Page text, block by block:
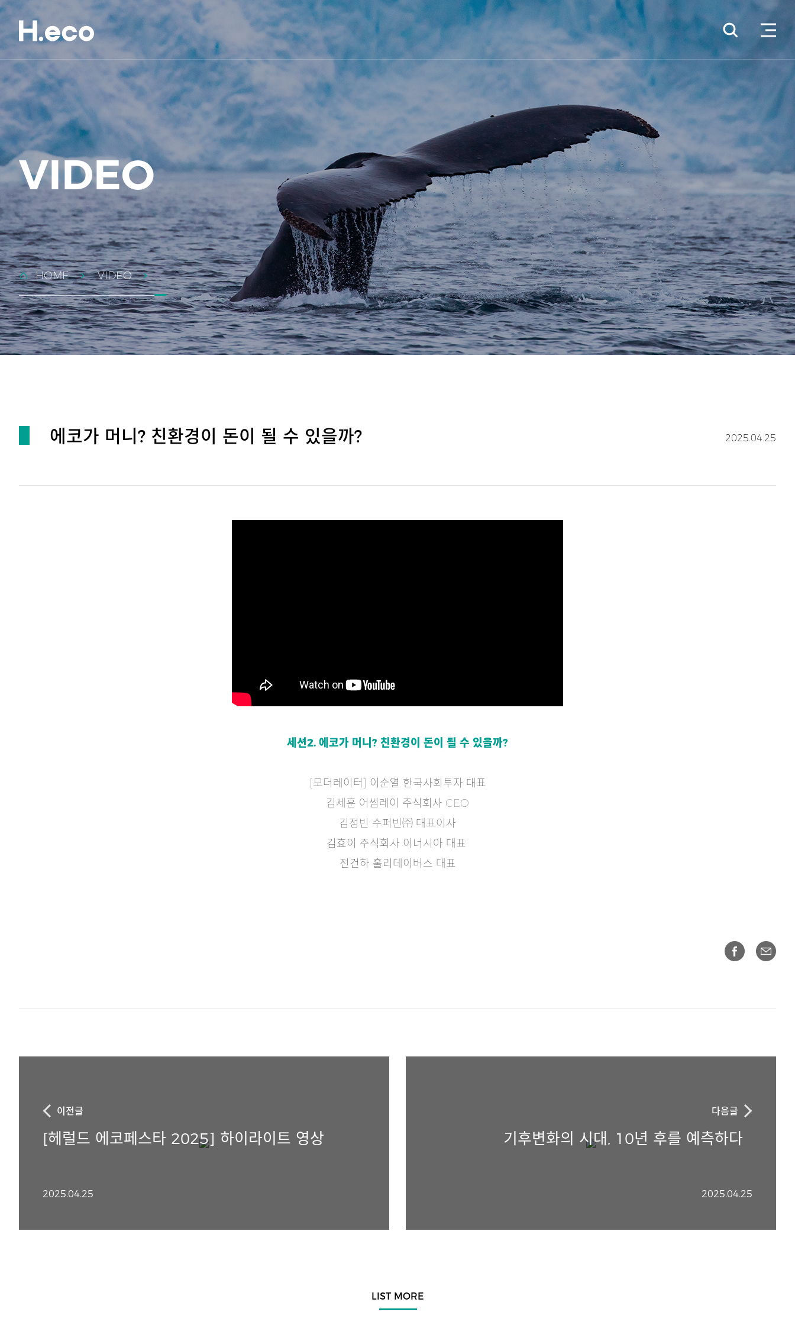
VIDEO
HOME VIDEO
에코가 머니? 친환경이 돈이 될 수 있을까? 2025.04.25
세션2. 에코가 머니? 친환경이 돈이 될 수 있을까?
[모더레이터] 이순열 한국사회투자 대표
김세훈 어썸레이 주식회사 CEO
김정빈 수퍼빈㈜ 대표이사
김효이 주식회사 이너시아 대표
전건하 홀리데이버스 대표
[헤럴드 에코페스타 2025] 하이라이트 영상
2025.04.25
기후변화의 시대, 10년 후를 예측하다
2025.04.25
이전글 다음글
LIST MORE